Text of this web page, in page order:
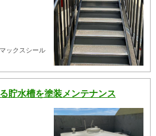
ックスシール
貯水槽を塗装メンテナンス